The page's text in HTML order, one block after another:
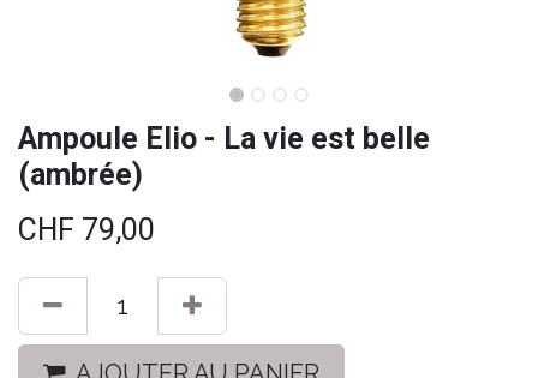
Ampoule Elio - La vie est belle
(ambrée)
CHF 79,00